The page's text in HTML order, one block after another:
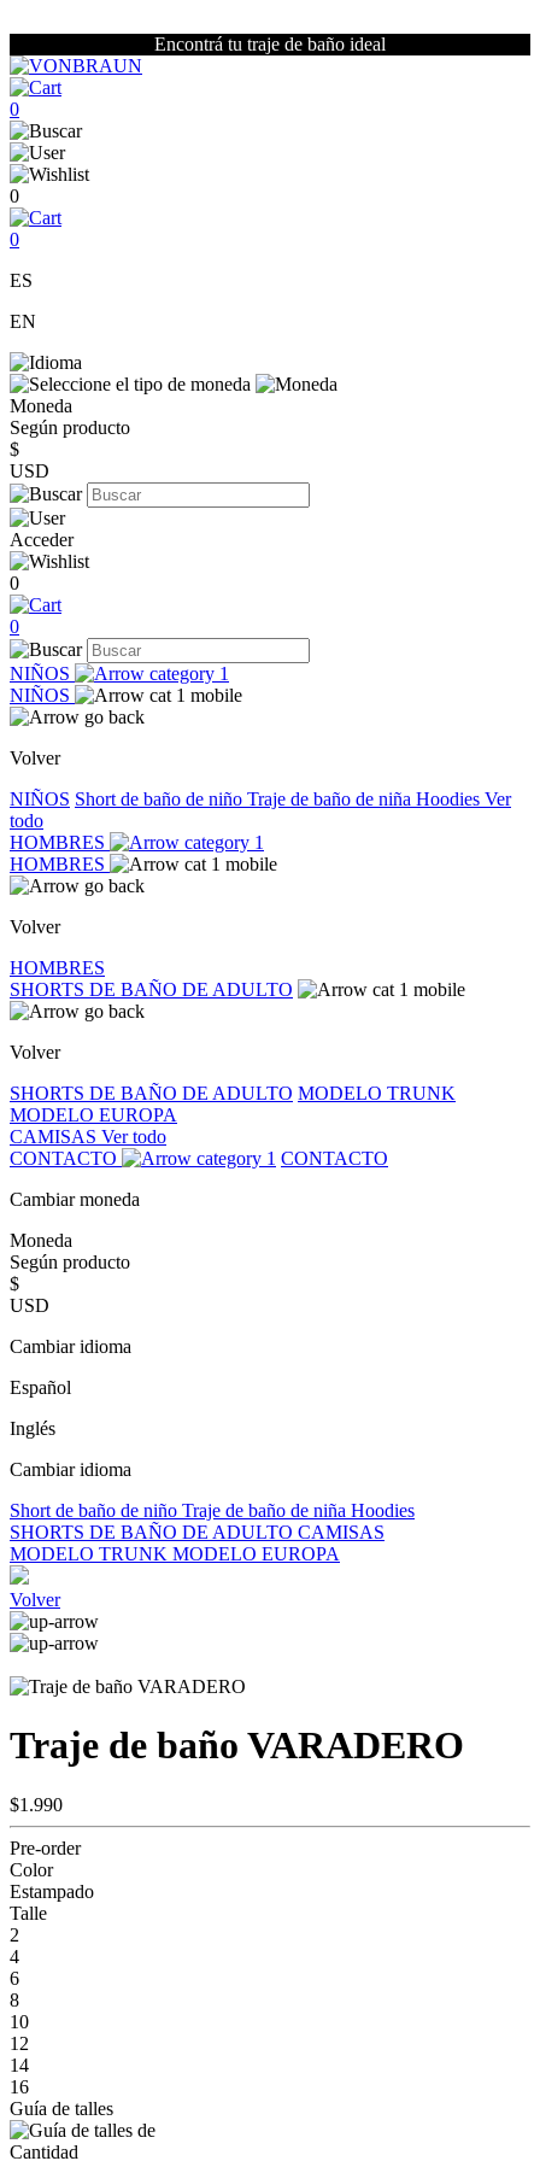
Encontrá tu traje de baño ideal
0
0
0
ES
EN
Moneda
Según producto
$
USD
Acceder
0
0
NIÑOS
NIÑOS
Volver
NIÑOS Short de baño de niño Traje de baño de niña Hoodies Ver
todo
HOMBRES
HOMBRES
Volver
HOMBRES
SHORTS DE BAÑO DE ADULTO
Volver
SHORTS DE BAÑO DE ADULTO MODELO TRUNK
MODELO EUROPA
CAMISAS Ver todo
CONTACTO
CONTACTO
Cambiar moneda
Moneda
Según producto
$
USD
Cambiar idioma
Español
Inglés
Cambiar idioma
Short de baño de niño Traje de baño de niña Hoodies
SHORTS DE BAÑO DE ADULTO CAMISAS
MODELO TRUNK MODELO EUROPA
Volver
Traje de baño VARADERO
$1.990
Pre-order
Color
Estampado
Talle
2
4
6
8
10
12
14
16
Guía de talles
Cantidad